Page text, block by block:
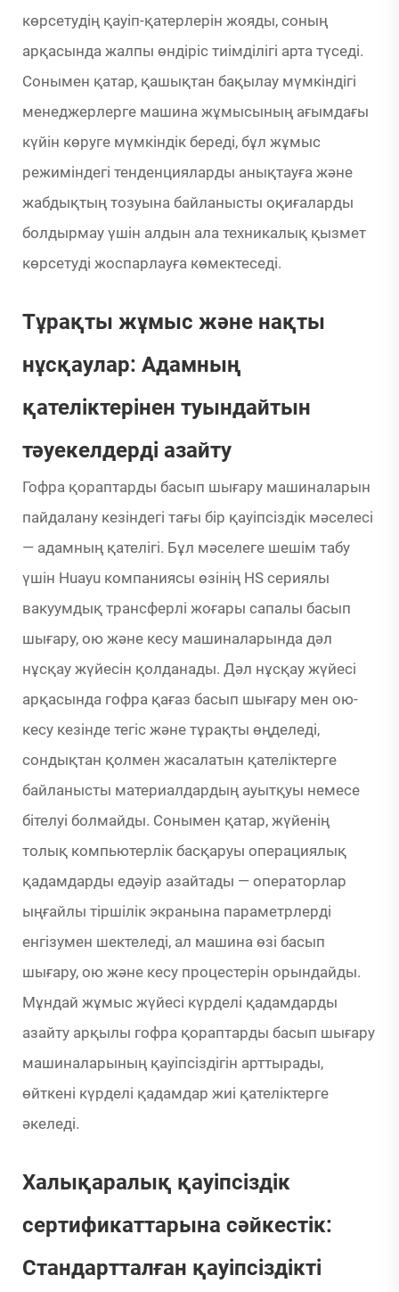
көрсетудің қауіп-қатерлерін жояды, соның
арқасында жалпы өндіріс тиімділігі арта түседі.
Сонымен қатар, қашықтан бақылау мүмкіндігі
менеджерлерге машина жұмысының ағымдағы
күйін көруге мүмкіндік береді, бұл жұмыс
режиміндегі тенденцияларды анықтауға және
жабдықтың тозуына байланысты оқиғаларды
болдырмау үшін алдын ала техникалық қызмет
көрсетуді жоспарлауға көмектеседі.
Тұрақты жұмыс және нақты
нұсқаулар: Адамның
қателіктерінен туындайтын
тәуекелдерді азайту
Гофра қораптарды басып шығару машиналарын
пайдалану кезіндегі тағы бір қауіпсіздік мәселесі
— адамның қателігі. Бұл мәселеге шешім табу
үшін Huayu компаниясы өзінің HS сериялы
вакуумдық трансферлі жоғары сапалы басып
шығару, ою және кесу машиналарында дәл
нұсқау жүйесін қолданады. Дәл нұсқау жүйесі
арқасында гофра қағаз басып шығару мен ою-
кесу кезінде тегіс және тұрақты өңделеді,
сондықтан қолмен жасалатын қателіктерге
байланысты материалдардың ауытқуы немесе
бітелуі болмайды. Сонымен қатар, жүйенің
толық компьютерлік басқаруы операциялық
қадамдарды едәуір азайтады — операторлар
ыңғайлы тіршілік экранына параметрлерді
енгізумен шектеледі, ал машина өзі басып
шығару, ою және кесу процестерін орындайды.
Мұндай жұмыс жүйесі күрделі қадамдарды
азайту арқылы гофра қораптарды басып шығару
машиналарының қауіпсіздігін арттырады,
өйткені күрделі қадамдар жиі қателіктерге
әкеледі.
Халықаралық қауіпсіздік
сертификаттарына сәйкестік:
Стандартталған қауіпсіздікті